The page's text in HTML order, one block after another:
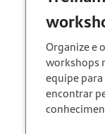
Organize e
workshops
equipe
encontrar